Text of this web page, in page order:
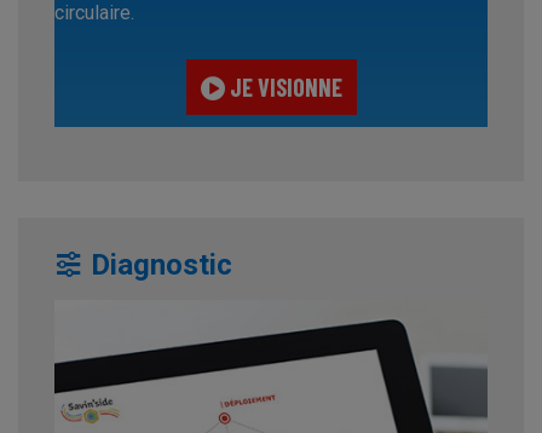
circulaire.
JE VISIONNE
Diagnostic